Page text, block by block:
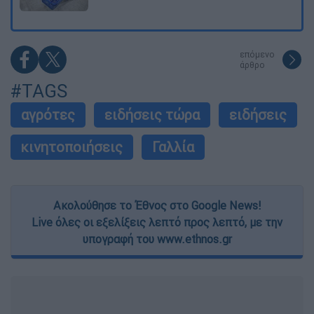
επόμενο
άρθρο
#TAGS
αγρότες ειδήσεις τώρα
ειδήσεις
κινητοποιήσεις
Γαλλία
Ακολούθησε το Έθνος στο Google News!
Live όλες οι εξελίξεις λεπτό προς λεπτό, με την
υπογραφή του www.ethnos.gr